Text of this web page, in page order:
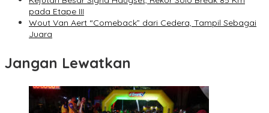
pada Etape III
Wout Van Aert “Comeback” dari Cedera, Tampil Sebagai
Juara
Jangan Lewatkan